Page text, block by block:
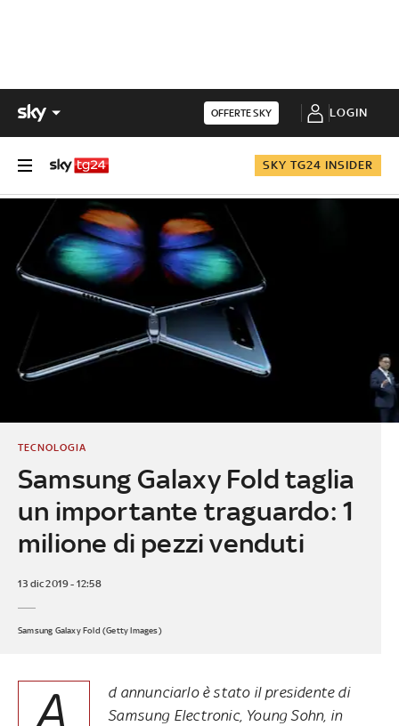
OFFERTE SKY LOGIN
SKY TG24 INSIDER
Samsung Galaxy Fold taglia
un importante traguardo: 1
milione di pezzi venduti
TECNOLOGIA
13 dic 2019 - 12:58
Samsung Galaxy Fold (Getty Images)
A
d annunciarlo è stato il presidente di
Samsung Electronic, Young Sohn, in